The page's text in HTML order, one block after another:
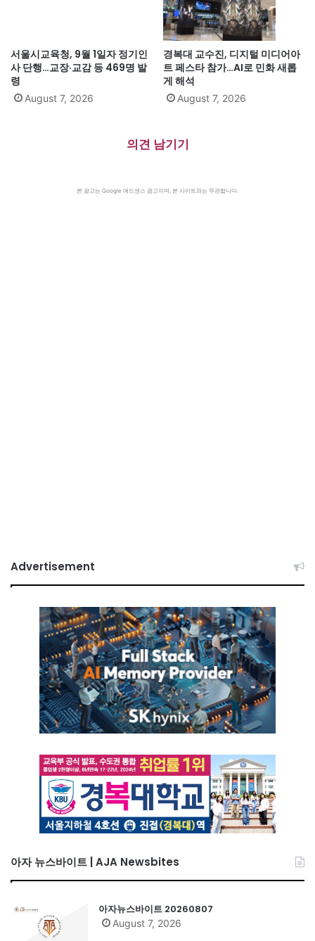
서울시교육청, 9월 1일자 정기인
사 단행…교장·교감 등 469명 발
령
August 7, 2026
경복대 교수진, 디지털 미디어아
트 페스타 참가…AI로 민화 새롭
게 해석
August 7, 2026
의견 남기기
본 광고는 Google 애드센스 광고이며, 본 사이트와는 무관합니다.
Advertisement
아자 뉴스바이트 | AJA Newsbites
아자뉴스바이트 20260807
August 7, 2026